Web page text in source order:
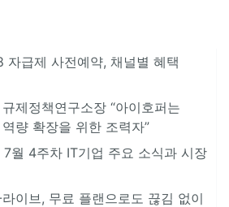
자급제 사전예약, 채널별 혜택
제정책연구소장 “아이호퍼는
량 확장을 위한 조력자”
월 4주차 IT기업 주요 소식과 시장
이브, 무료 플랜으로도 끊김 없이